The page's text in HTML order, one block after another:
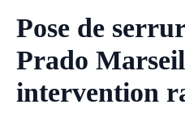
Pose de
Prado
intervention